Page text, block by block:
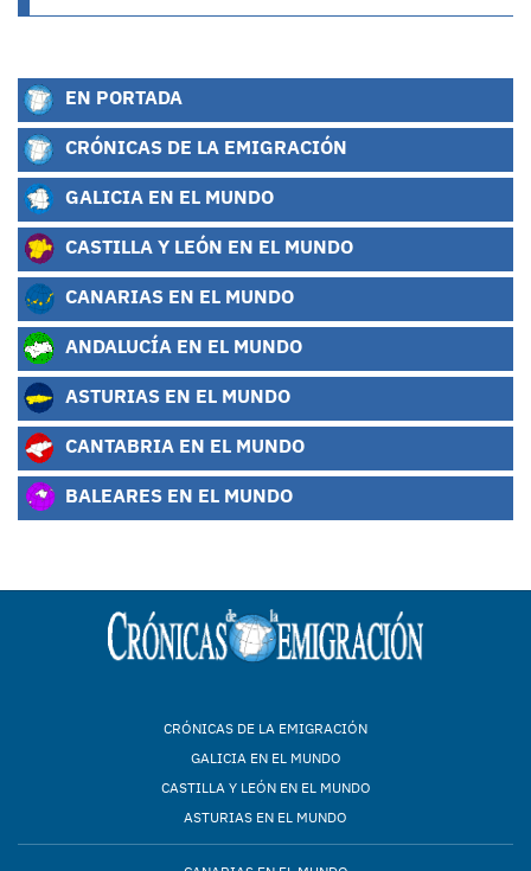
EN PORTADA
CRÓNICAS DE LA EMIGRACIÓN
GALICIA EN EL MUNDO
CASTILLA Y LEÓN EN EL MUNDO
CANARIAS EN EL MUNDO
ANDALUCÍA EN EL MUNDO
ASTURIAS EN EL MUNDO
CANTABRIA EN EL MUNDO
BALEARES EN EL MUNDO
CRÓNICAS DE LA EMIGRACIÓN
GALICIA EN EL MUNDO
CASTILLA Y LEÓN EN EL MUNDO
ASTURIAS EN EL MUNDO